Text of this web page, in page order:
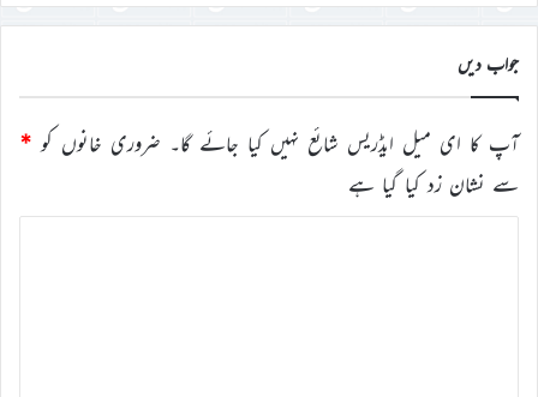
جواب دیں
آپ کا ای میل ایڈریس شائع نہیں کیا جائے گا۔ ضروری خانوں کو *
سے نشان زد کیا گیا ہے